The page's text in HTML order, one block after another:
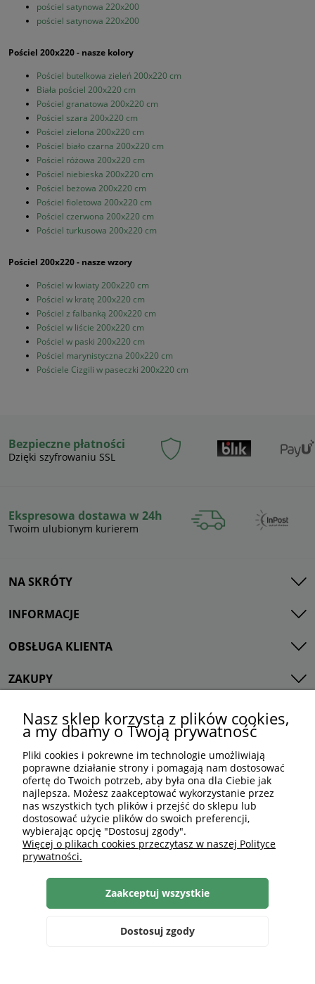
pościel satynowa 220x200
pościel satynowa 220x200
Pościel 200x220 - nasze kolory
Pościel butelkowa zieleń 200x220 cm
Biała pościel 200x220 cm
Pościel granatowa 200x220 cm
Pościel szara 200x220 cm
Pościel zielona 200x220 cm
Pościel biało czarna 200x220 cm
Pościel różowa 200x220 cm
Pościel niebieska 200x220 cm
Pościel beżowa 200x220 cm
Pościel fioletowa 200x220 cm
Pościel czerwona 200x220 cm
Pościel turkusowa 200x220 cm
Pościel 200x220 - nasze wzory
Pościel w kwiaty 200x220 cm
Pościel w kratę 200x220 cm
Pościel z falbanką 200x220 cm
Pościel w liście 200x220 cm
Pościel w paski 200x220 cm
Pościel marynistyczna 200x220 cm
Pościele Cizgili w paseczki 200x220 cm
Bezpieczne płatności
Dzięki szyfrowaniu SSL
Ekspresowa dostawa w 24h
Twoim ulubionym kurierem
NA SKRÓTY
INFORMACJE
OBSŁUGA KLIENTA
ZAKUPY
TWOJE KONTO
506 584 614
sklep@darymex.pl
Sp. z o.o.
Nasz sklep korzysta z plików cookies,
a my dbamy o Twoją prywatność
Pliki cookies i pokrewne im technologie umożliwiają
poprawne działanie strony i pomagają nam dostosować
ofertę do Twoich potrzeb, aby była ona dla Ciebie jak
najlepsza. Możesz zaakceptować wykorzystanie przez
nas wszystkich tych plików i przejść do sklepu lub
dostosować użycie plików do swoich preferencji,
wybierając opcję "Dostosuj zgody".
Więcej o plikach cookies przeczytasz w naszej Polityce
prywatności.
Dostosuj zgody
Zaakceptuj wszystkie